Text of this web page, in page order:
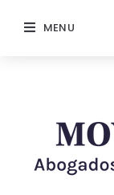
MENU